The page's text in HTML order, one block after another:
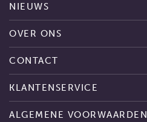
NIEUWS
OVER ONS
CONTACT
KLANTENSERVICE
ALGEMENE VOORWAARDEN